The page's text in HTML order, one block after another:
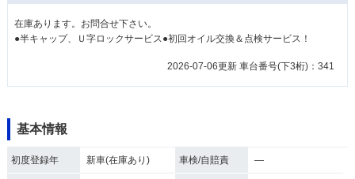
在庫あります。お問合せ下さい。
●半キャップ、Ｕ字ロックサービス●初回オイル交換＆点検サービス！
2026-07-06更新 車台番号(下3桁)：341
基本情報
初度登録年 新車(在庫あり) 車検/自賠責 ―